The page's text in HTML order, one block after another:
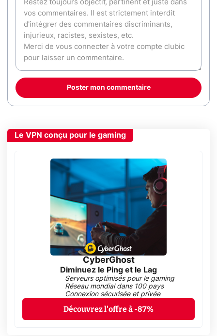
Poster mon commentaire
Le VPN conçu pour le gaming
CyberGhost
Diminuez le Ping et le Lag
Serveurs optimisés pour le gaming
Réseau mondial dans 100 pays
Connexion sécurisée et privée
Découvrez l'offre à -87%